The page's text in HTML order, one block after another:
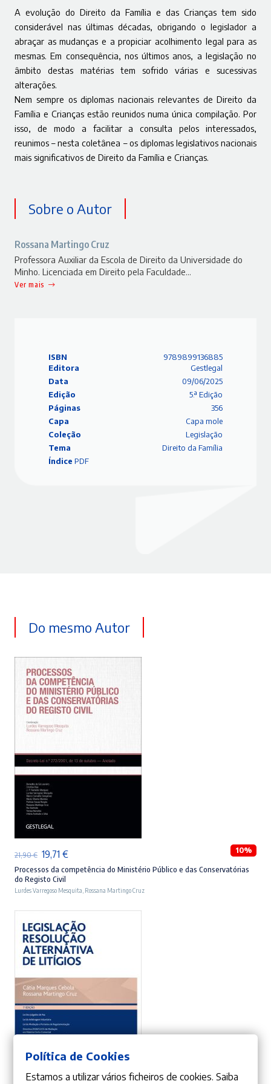
A evolução do Direito da Família e das Crianças tem sido
considerável nas últimas décadas, obrigando o legislador a
abraçar as mudanças e a propiciar acolhimento legal para as
mesmas. Em consequência, nos últimos anos, a legislação no
âmbito destas matérias tem sofrido várias e sucessivas
alterações.
Nem sempre os diplomas nacionais relevantes de Direito da
Família e Crianças estão reunidos numa única compilação. Por
isso, de modo a facilitar a consulta pelos interessados,
reunimos – nesta coletânea – os diplomas legislativos nacionais
mais significativos de Direito da Família e Crianças.
Sobre o Autor
Rossana Martingo Cruz
Professora Auxiliar da Escola de Direito da Universidade do
Minho. Licenciada em Direito pela Faculdade…
Ver mais
ISBN
9789899136885
Editora
Gestlegal
Data
09/06/2025
Edição
5.ª Edição
Páginas
356
Capa
Capa mole
Coleção
Legislação
Tema
Direito da Família
Índice PDF
Do mesmo Autor
21,90€ O
preço
original
21,90 €.
19,71 €O
preço
atual
19,71 €.
10%
Processos da competência do Ministério Público e das Conservatórias
do Registo Civil
Lurdes Varregoso Mesquita Rossana Martingo Cruz
Política de Cookies
Estamos a utilizar vários ficheiros de cookies. Saiba